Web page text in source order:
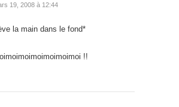
19, 2008 à 12:44
la main dans le fond*
!!